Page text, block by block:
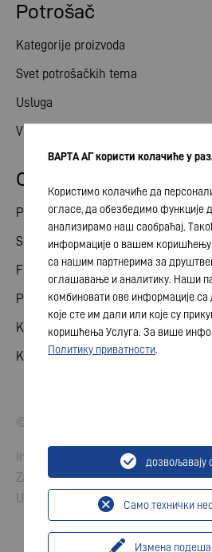
Potrošač
Kategorije proizvoda
Svet potrošačkih tema
Usluga
Vesti
Odnosi ulagača
Podeli
Skupština akcionara
Finansijski kalendar
Publikacije
Kontakt sa investitorom
Korporativno upravljanje
© 2026 VARTA AG. Sva prava
Impresum
Zaštita podataka
Uslovi
ВАРТА АГ користи колачиће у
Користимо колачиће да
огласе, да обезбедимо функције
анализирамо наш саобраћај.
информације о вашем
са нашим партнерима за
оглашавање и аналитику. Наши
комбиновати ове информације
које сте им дали или које су
коришћења Услуга. За више
Политику приватности.
Измена
Само технички
дозвољавају